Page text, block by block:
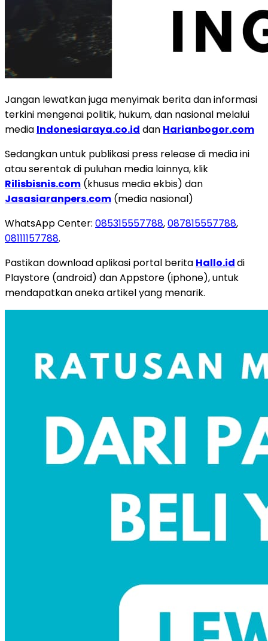
Jangan lewatkan juga menyimak berita dan informasi
terkini mengenai politik, hukum, dan nasional melalui
media Indonesiaraya.co.id dan Harianbogor.com
Sedangkan untuk publikasi press release di media ini
atau serentak di puluhan media lainnya, klik
Rilisbisnis.com (khusus media ekbis) dan
Jasasiaranpers.com (media nasional)
WhatsApp Center: 085315557788,087815557788,
08111157788.
Pastikan download aplikasi portal berita Hallo.iddi
Playstore (android) dan Appstore (iphone), untuk
mendapatkan aneka artikel yang menarik.